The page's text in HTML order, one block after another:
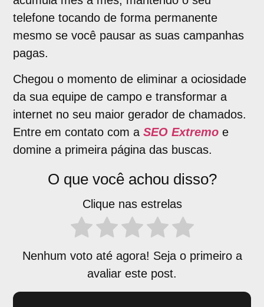
telefone tocando de forma permanente
mesmo se você pausar as suas campanhas
pagas.
Chegou o momento de eliminar a ociosidade
da sua equipe de campo e transformar a
internet no seu maior gerador de chamados.
Entre em contato com a SEO Extremo e
domine a primeira página das buscas.
O que você achou disso?
Clique nas estrelas
Nenhum voto até agora! Seja o primeiro a
avaliar este post.